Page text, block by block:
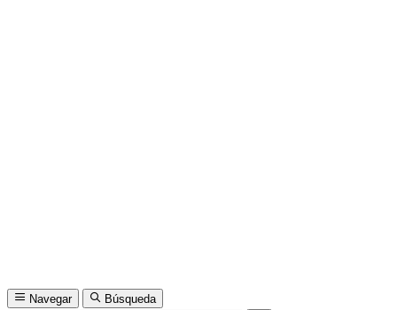
Navegar Búsqueda